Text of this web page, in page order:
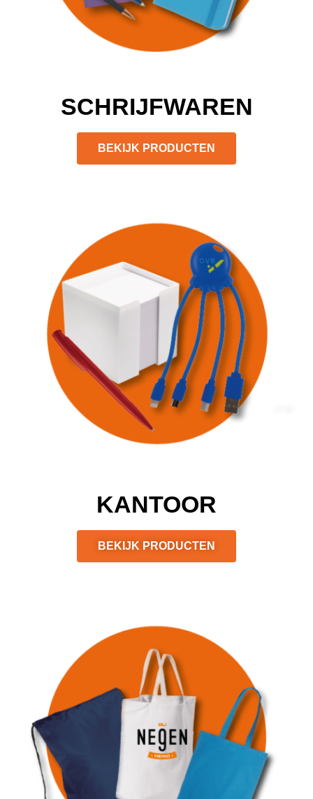
SCHRIJFWAREN
BEKIJK PRODUCTEN
KANTOOR
BEKIJK PRODUCTEN